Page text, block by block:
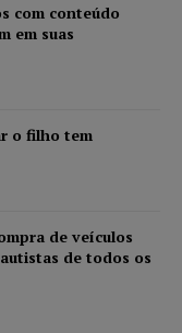
com conteúdo
em suas
o filho tem
de veículos
de todos os